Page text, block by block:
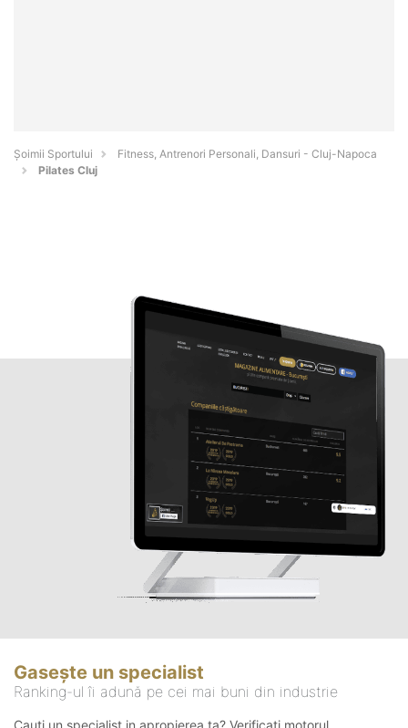
Șoimii Sportului
Fitness, Antrenori Personali, Dansuri - Cluj-Napoca
Pilates Cluj
Gasește un specialist
Ranking-ul îi adună pe cei mai buni din industrie
Cauți un specialist in apropierea ta? Verificați motorul